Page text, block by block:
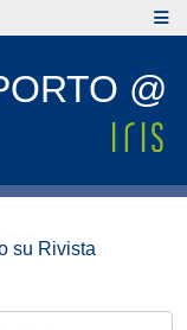
@
su Rivista